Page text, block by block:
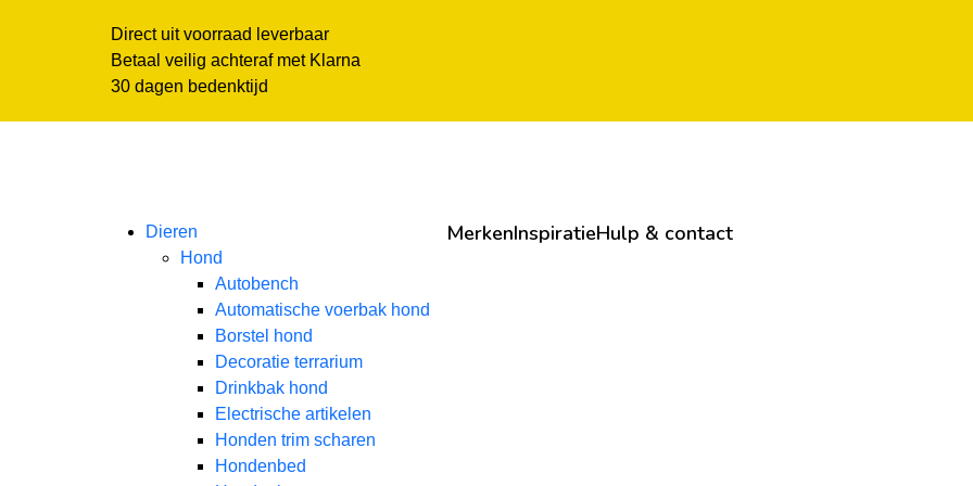
Direct uit voorraad leverbaar
Betaal veilig achteraf met Klarna
30 dagen bedenktijd
Dieren
Hond
Autobench
Automatische voerbak hond
Borstel hond
Decoratie terrarium
Drinkbak hond
Electrische artikelen
Honden trim scharen
Hondenbed
MerkenInspiratieHulp & contact